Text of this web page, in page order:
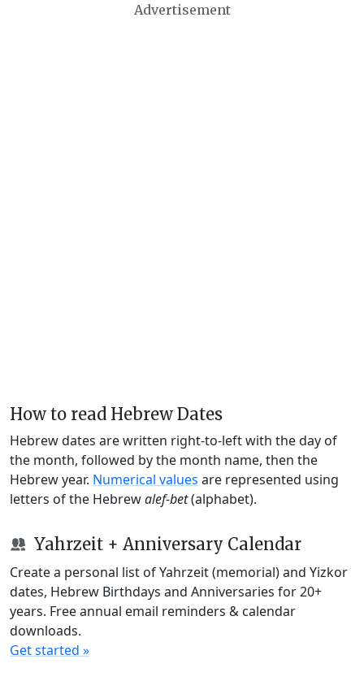
Advertisement
How to read Hebrew Dates
Hebrew dates are written right-to-left with the day of
the month, followed by the month name, then the
Hebrew year. Numerical values are represented using
letters of the Hebrewalef-bet(alphabet).
Yahrzeit + Anniversary Calendar
Create a personal list of Yahrzeit (memorial) and Yizkor
dates, Hebrew Birthdays and Anniversaries for 20+
years. Free annual email reminders & calendar
downloads.
Get started »